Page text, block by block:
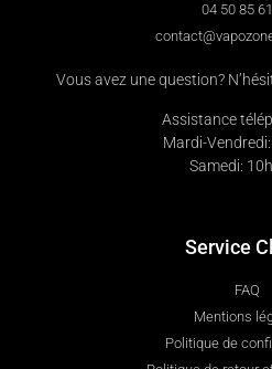
04 50 85
Vous avez une question?
Assistance
Mardi-
Samedi:
Service
FAQ
Mentions
Politique de